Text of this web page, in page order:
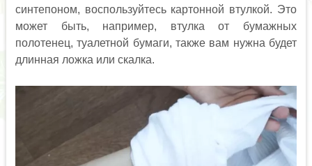
синтепоном, воспользуйтесь картонной втулкой. Это
может быть, например, втулка от бумажных
полотенец, туалетной бумаги, также вам нужна будет
длинная ложка или скалка.